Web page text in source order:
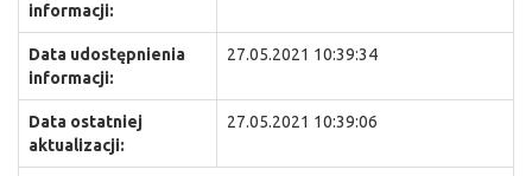
informacji:
Data udostępnienia
informacji:
27.05.2021 10:39:34
Data ostatniej
aktualizacji:
27.05.2021 10:39:06